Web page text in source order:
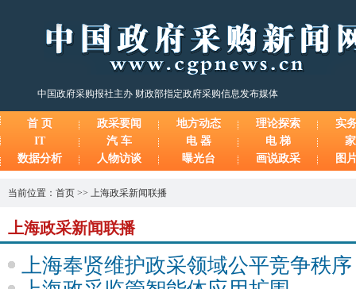
中国政府采购报社主办 财政部指定政府采购信息发布媒体
首 页 政采要闻 地方动态 理论探索
实
IT
汽 车 电 器 电 梯
数据分析
人物访谈 曝光台 画说政采 图
当前位置： 首页 >> 上海政采新闻联播
上海政采新闻联播
上海奉贤维护政采领域公平竞争秩序